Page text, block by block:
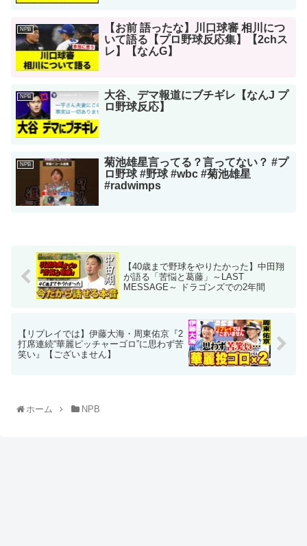
NPB
【お前 語ったな】川口球審 相川につ
いて語る【プロ野球反応集】【2chス
レ】【なんG】
NPB
大谷、デマ報道にブチギレ【なんJ プ
ロ野球反応】
NPB
菊池雄星言ってる？言ってない？ #プ
ロ野球 #野球 #wbc #菊池雄星
#radwimps
【40歳まで野球をやりたかった】中田翔
が語る「苦悩と葛藤」～LAST
MESSAGE～ ドラゴンズでの2年間
【リプレイでは】伊藤大海・周東佑京『2
打席連続“華麗ピッチャーゴロ”に思わず苦
笑い』【ございません】
ホーム NPB